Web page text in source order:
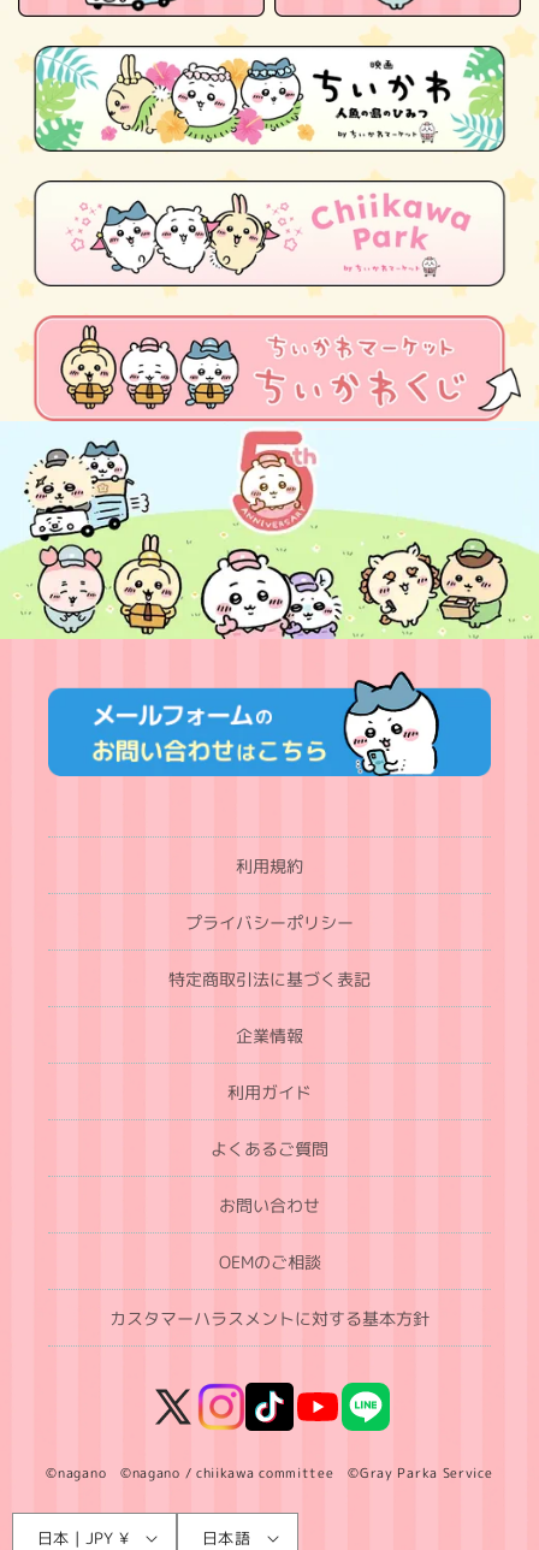
利用規約
プライバシーポリシー
特定商取引法に基づく表記
企業情報
利用ガイド
よくあるご質問
お問い合わせ
OEMのご相談
カスタマーハラスメントに対する基本方針
X
InstagramTikTokYouTubeLINE
©nagano ©nagano / chiikawa committee ©Gray Parka Service
国
日本 | JPY ¥ 日本語